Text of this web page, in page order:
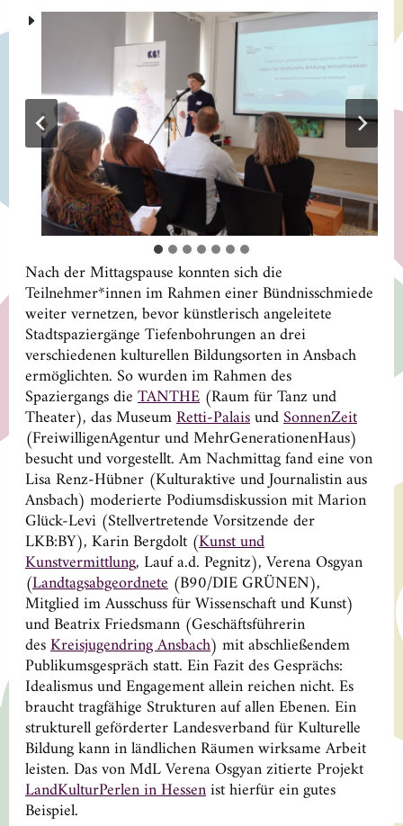
Nach der Mittagspause konnten sich die
Teilnehmer*innen im Rahmen einer Bündnisschmiede
weiter vernetzen, bevor künstlerisch angeleitete
Stadtspaziergänge Tiefenbohrungen an drei
verschiedenen kulturellen Bildungsorten in Ansbach
ermöglichten. So wurden im Rahmen des
Spaziergangs dieTANTHE (Raum für Tanz und
Theater), das MuseumRetti-PalaisundSonnenZeit
(FreiwilligenAgentur und MehrGenerationenHaus)
besucht und vorgestellt. Am Nachmittag fand eine von
Lisa Renz-Hübner (Kulturaktive und Journalistin aus
Ansbach) moderierte Podiumsdiskussion mit Marion
Glück-Levi (Stellvertretende Vorsitzende der
LKB:BY), Karin Bergdolt (Kunst und
Kunstvermittlung, Lauf a.d. Pegnitz), Verena Osgyan
(Landtagsabgeordnete (B90/DIE GRÜNEN),
Mitglied im Ausschuss für Wissenschaft und Kunst)
und Beatrix Friedsmann (Geschäftsführerin
desKreisjugendring Ansbach) mit abschließendem
Publikumsgespräch statt. Ein Fazit des Gesprächs:
Idealismus und Engagement allein reichen nicht. Es
braucht tragfähige Strukturen auf allen Ebenen. Ein
strukturell geförderter Landesverband für Kulturelle
Bildung kann in ländlichen Räumen wirksame Arbeit
leisten. Das von MdL Verena Osgyan zitierte Projekt
LandKulturPerlen in Hessenist hierfür ein gutes
Beispiel.